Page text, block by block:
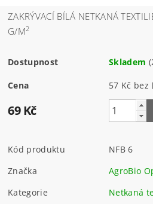
ZAKRÝVACÍ BÍLÁ NETKANÁ
G/M2
Dostupnost Skladem
Cena 57 Kč
69 Kč
Kód produktu
NFB 6
Značka
AgroBio
Kategorie
Netkaná